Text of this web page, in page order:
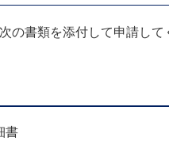
書類を添付して申請して
書